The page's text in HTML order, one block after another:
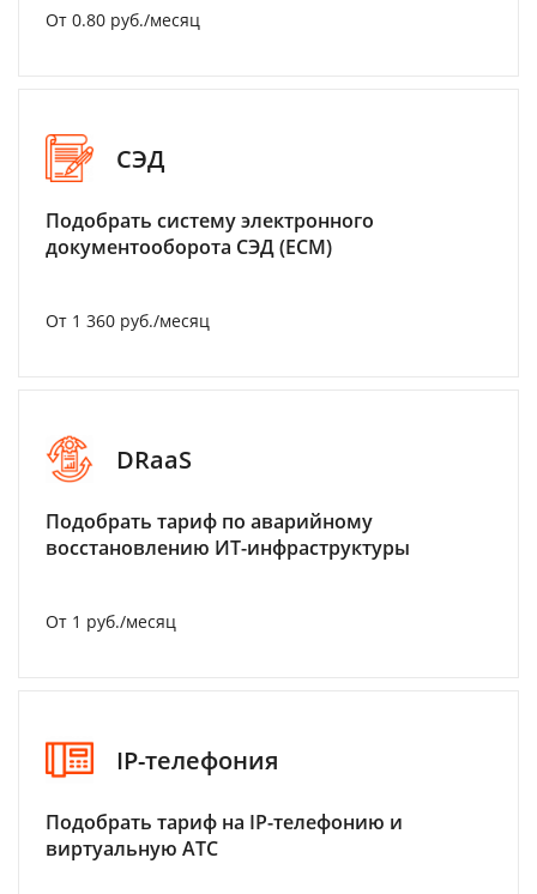
От 0.80 руб./месяц
СЭД
Подобрать систему электронного
документооборота СЭД (ECM)
От 1 360 руб./месяц
DRaaS
Подобрать тариф по аварийному
восстановлению ИТ-инфраструктуры
От 1 руб./месяц
IP-телефония
Подобрать тариф на IP-телефонию и
виртуальную АТС